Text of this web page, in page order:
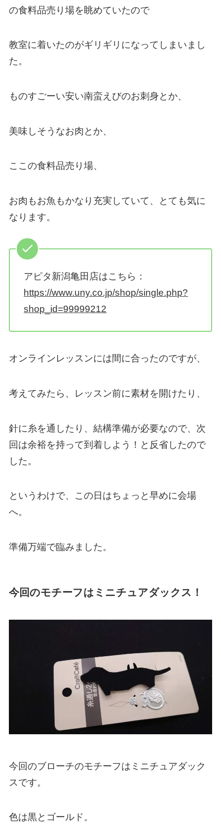
の食料品売り場を眺めていたので
教室に着いたのがギリギリになってしまいまし
た。
ものすごーい安い南蛮えびのお刺身とか、
美味しそうなお肉とか、
ここの食料品売り場、
お肉もお魚もかなり充実していて、とても気に
なります。
アピタ新潟亀田店はこちら：
https://www.uny.co.jp/shop/single.php?
shop_id=99999212
オンラインレッスンには間に合ったのですが、
考えてみたら、レッスン前に素材を開けたり、
針に糸を通したり、結構準備が必要なので、次
回は余裕を持って到着しよう！と反省したので
した。
というわけで、この日はちょっと早めに会場
へ。
準備万端で臨みました。
今回のモチーフはミニチュアダックス！
今回のブローチのモチーフはミニチュアダック
スです。
色は黒とゴールド。